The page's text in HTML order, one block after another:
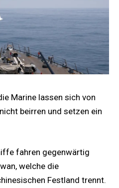
Marine lassen sich von
beirren und setzen ein
fahren gegenwärtig
welche die
Festland trennt.